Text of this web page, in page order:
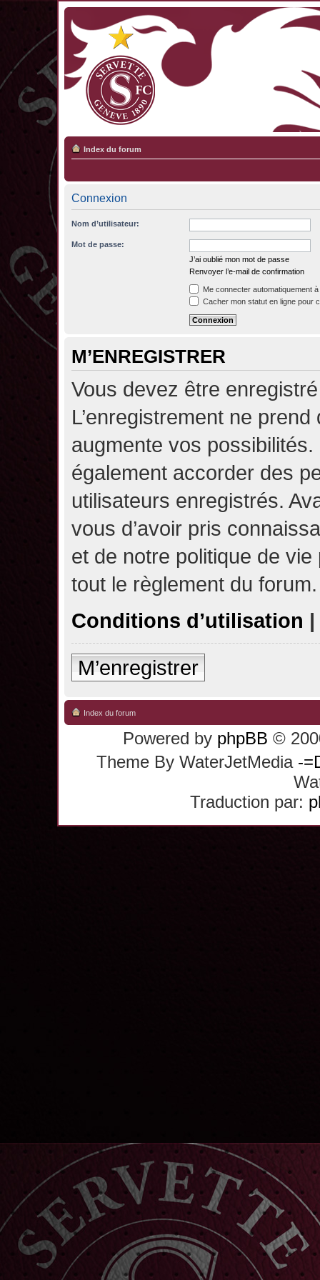
Index du forum
Connexion
Nom d’utilisateur:
Mot de passe:
J’ai oublié mon mot de passe
Renvoyer l’e-mail de confirmation
Me connecter automatiquement
Cacher mon statut en ligne pour
M’ENREGISTRER
Vous devez être
L’enregistrement ne
augmente vos possibilités.
également accorder des
utilisateurs enregistrés.
vous d’avoir pris
et de notre politique de
tout le règlement du forum.
Conditions d’utilisation |
M’enregistrer
Index du forum
Powered by phpBB ©
Theme By WaterJetMedia -
Traduction par: